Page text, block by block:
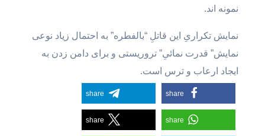
نمونه اند.
نمایش تکراریِ این قاتلِ “بالفطره” به احتمال زیاد نوعی
نمایش” قدرت نمائیِ” تروریستی و برای دامن زدن به
ایجاد ارعاب و ترس است.
share
share
share
share